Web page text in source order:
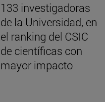
133 investigadoras
de la Universidad, en
el ranking del CSIC
de científicas con
mayor impacto